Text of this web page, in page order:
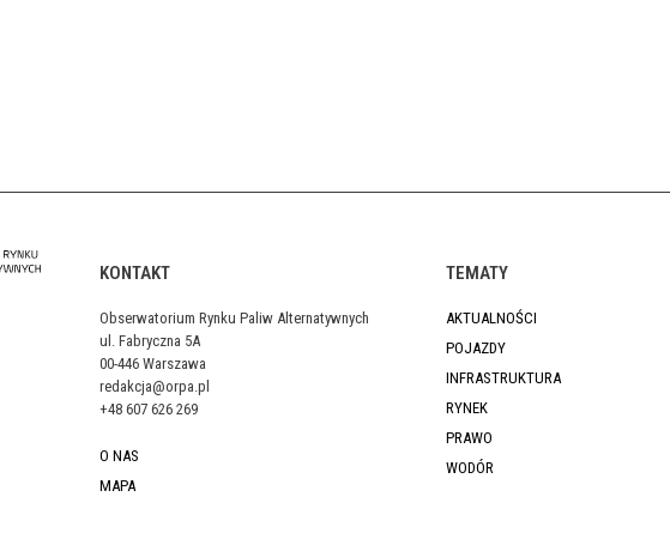
KONTAKT
Obserwatorium Rynku Paliw Alternatywnych
ul. Fabryczna 5A
00-446 Warszawa
redakcja@orpa.pl
+48 607 626 269
O NAS
MAPA
TEMATY
AKTUALNOŚCI
POJAZDY
INFRASTRUKTURA
RYNEK
PRAWO
WODÓR